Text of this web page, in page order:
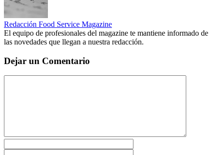
Redacción Food Service Magazine
El equipo de profesionales del magazine te mantiene informado de
las novedades que llegan a nuestra redacción.
Dejar un Comentario